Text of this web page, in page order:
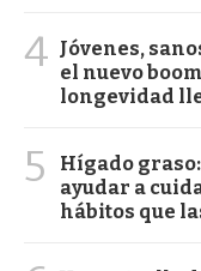
4 Jóvenes,
el nuevo
longevidad
5
Hígado
ayudar a
hábitos que